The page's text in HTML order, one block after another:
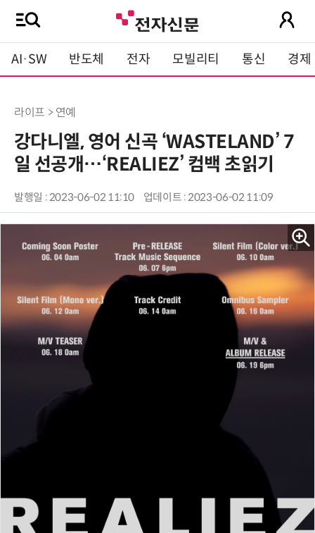
AI·SW 반도체 전자 모빌리티 통신 경제
라이프 > 연예
강다니엘, 영어 신곡 ‘WASTELAND’ 7
일 선공개…‘REALIEZ’ 컴백 초읽기
발행일 : 2023-06-02 11:10 업데이트 : 2023-06-02 11:09